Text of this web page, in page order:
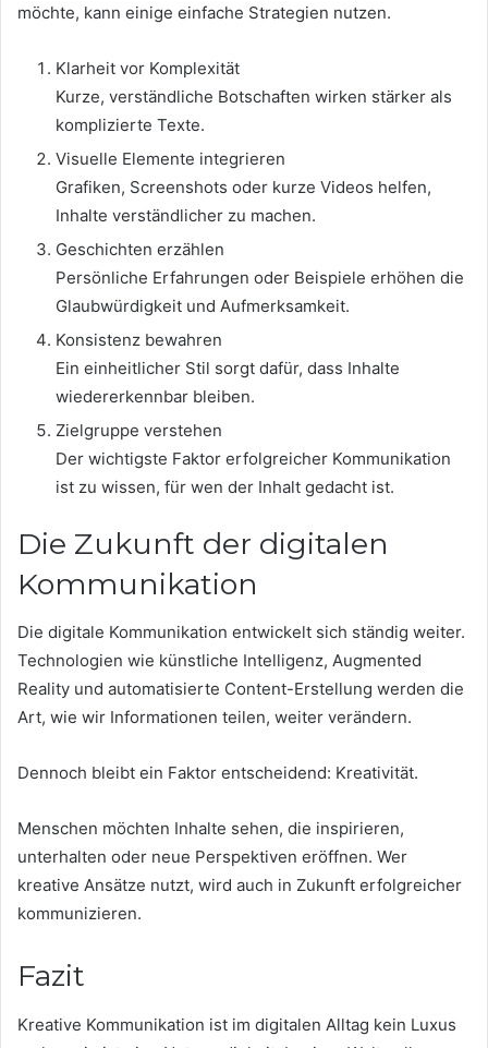
möchte, kann einige einfache Strategien nutzen.
Klarheit vor Komplexität
Kurze, verständliche Botschaften wirken stärker als
komplizierte Texte.
Visuelle Elemente integrieren
Grafiken, Screenshots oder kurze Videos helfen,
Inhalte verständlicher zu machen.
Geschichten erzählen
Persönliche Erfahrungen oder Beispiele erhöhen die
Glaubwürdigkeit und Aufmerksamkeit.
Konsistenz bewahren
Ein einheitlicher Stil sorgt dafür, dass Inhalte
wiedererkennbar bleiben.
Zielgruppe verstehen
Der wichtigste Faktor erfolgreicher Kommunikation
ist zu wissen, für wen der Inhalt gedacht ist.
Die Zukunft der digitalen
Kommunikation
Die digitale Kommunikation entwickelt sich ständig weiter.
Technologien wie künstliche Intelligenz, Augmented
Reality und automatisierte Content-Erstellung werden die
Art, wie wir Informationen teilen, weiter verändern.
Dennoch bleibt ein Faktor entscheidend: Kreativität.
Menschen möchten Inhalte sehen, die inspirieren,
unterhalten oder neue Perspektiven eröffnen. Wer
kreative Ansätze nutzt, wird auch in Zukunft erfolgreicher
kommunizieren.
Fazit
Kreative Kommunikation ist im digitalen Alltag kein Luxus